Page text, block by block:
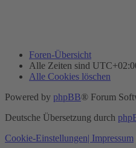
Foren-Übersicht
Alle Zeiten sind
Alle Cookies löschen
Powered by phpBB® Forum
Deutsche Übersetzung durch
Cookie-Einstellungen| Impressum